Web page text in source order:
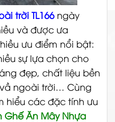
trời TL166 ngày
và được ưa
ưu điểm nổi bật:
sự lựa chọn cho
đẹp, chất liệu bền
ngoài trời… Cùng
hiểu các đặc tính ưu
Ghế Ăn Mây Nhựa